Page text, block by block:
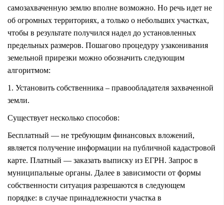
самозахваченную землю вполне возможно. Но речь идет не
об огромных территориях, а только о небольших участках,
чтобы в результате получился надел до установленных
предельных размеров. Пошагово процедуру узаконивания
земельной прирезки можно обозначить следующим
алгоритмом:
1. Установить собственника – правообладателя захваченной
земли.
Существует несколько способов:
Бесплатный — не требующим финансовых вложений,
является получение информации на публичной кадастровой
карте. Платный — заказать выписку из ЕГРН. Запрос в
муниципальные органы. Далее в зависимости от формы
собственности ситуация разрешаются в следующем
порядке: в случае принадлежности участка в